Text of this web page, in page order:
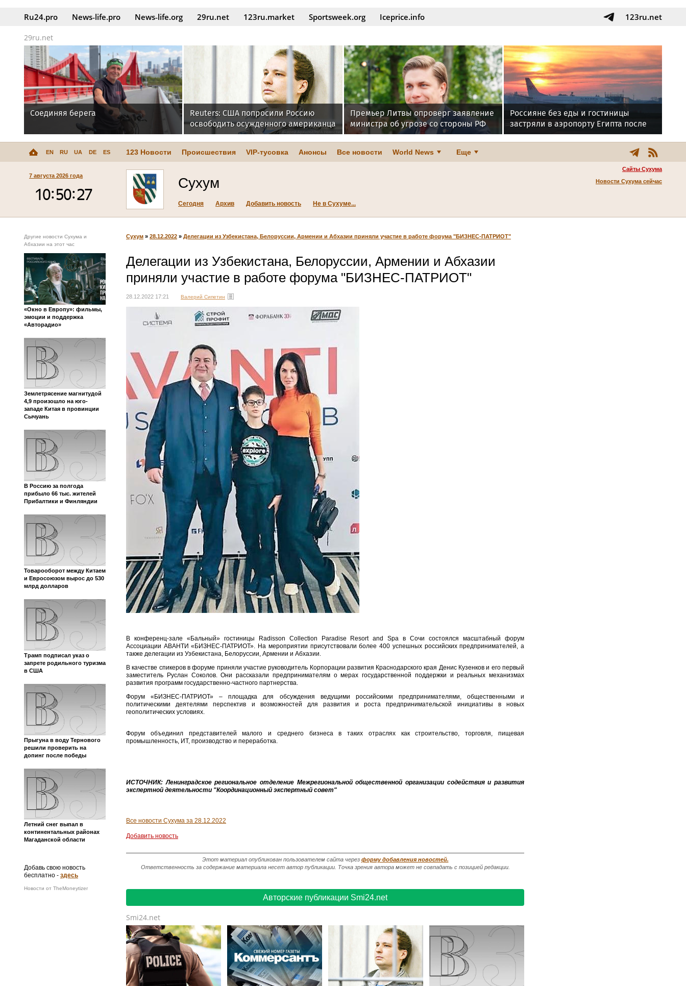
Ru24.pro News‑life.pro News‑life.org 29ru.net 123ru.market Sportsweek.org Iceprice.info 123ru.net
29ru.net
Соединяя берега
Reuters: США попросили Россию
освободить осужденного американца
Гилмана
Премьер Литвы опроверг заявление
министра об угрозе со стороны РФ
Россияне без еды и гостиницы
застряли в аэропорту Египта после
отмены рейса
EN RU UA DE ES 123 Новости Происшествия VIP-тусовка Анонсы Все новости World News Еще
7 августа 2026 года
Сайты Сухума
Новости Сухума сейчас
Сухум
Сегодня Архив Добавить новость Не в Сухуме...
Другие новости Сухума и
Абхазии на этот час
«Окно в Европу»: фильмы,
эмоции и поддержка
«Авторадио»
Землетрясение магнитудой
4,9 произошло на юго-
западе Китая в провинции
Сычуань
В Россию за полгода
прибыло 66 тыс. жителей
Прибалтики и Финляндии
Товарооборот между Китаем
и Евросоюзом вырос до 530
млрд долларов
Трамп подписал указ о
запрете родильного туризма
в США
Прыгуна в воду Тернового
решили проверить на
допинг после победы
Летний снег выпал в
континентальных районах
Магаданской области
Добавь свою новость
бесплатно - здесь
Новости от TheMoneytizer
Сухум » 28.12.2022 » Делегации из Узбекистана, Белоруссии, Армении и Абхазии приняли участие в работе форума "БИЗНЕС-ПАТРИОТ"
Делегации из Узбекистана, Белоруссии, Армении и Абхазии
приняли участие в работе форума "БИЗНЕС-ПАТРИОТ"
28.12.2022 17:21 Валерий Сипетин
В конференц-зале «Бальный» гостиницы Radisson Collection Paradise Resort and Spa в Сочи состоялся масштабный форум
Ассоциации АВАНТИ «БИЗНЕС-ПАТРИОТ». На мероприятии присутствовали более 400 успешных российских предпринимателей, а
также делегации из Узбекистана, Белоруссии, Армении и Абхазии.
В качестве спикеров в форуме приняли участие руководитель Корпорации развития Краснодарского края Денис Кузенков и его первый
заместитель Руслан Соколов. Они рассказали предпринимателям о мерах государственной поддержки и реальных механизмах
развития программ государственно-частного партнерства.
Форум «БИЗНЕС-ПАТРИОТ» – площадка для обсуждения ведущими российскими предпринимателями, общественными и
политическими деятелями перспектив и возможностей для развития и роста предпринимательской инициативы в новых
геополитических условиях.
Форум объединил представителей малого и среднего бизнеса в таких отраслях как строительство, торговля, пищевая
промышленность, ИТ, производство и переработка.
ИСТОЧНИК: Ленинградское региональное отделение Межрегиональной общественной организации содействия и развития
экспертной деятельности "Координационный экспертный совет"
Все новости Сухума за 28.12.2022
Добавить новость
Этот материал опубликован пользователем сайта через форму добавления новостей.
Ответственность за содержание материала несет автор публикации. Точка зрения автора может не совпадать с позицией редакции.
Авторские публикации Smi24.net
Smi24.net